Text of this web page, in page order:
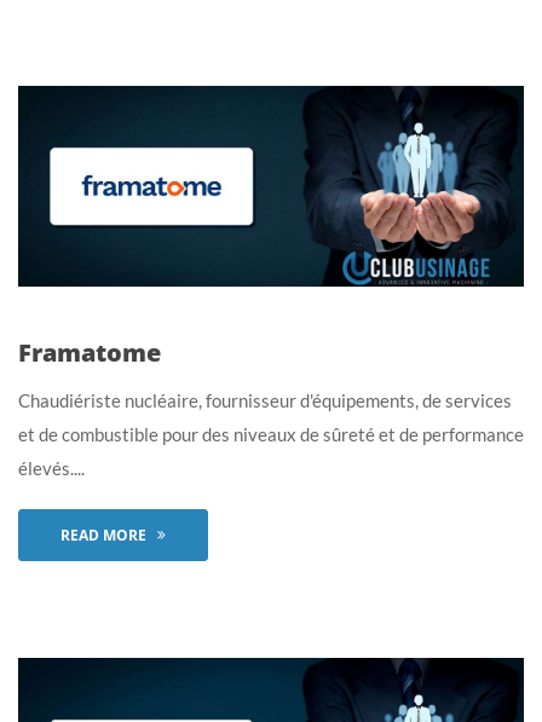
Framatome
Chaudiériste nucléaire, fournisseur d'équipements, de services
et de combustible pour des niveaux de sûreté et de performance
élevés....
READ MORE